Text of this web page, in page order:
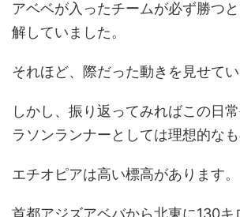
アベベが入ったチームが必ず勝つ
解していました。
それほど、際だった動きを見せてい
しかし、振り返ってみればこの日
ラソンランナーとしては理想的なも
エチオピアは高い標高があります。
首都アジズアベバから北東に130キ